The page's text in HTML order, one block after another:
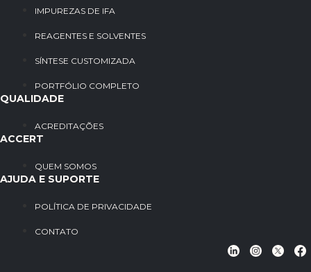
IMPUREZAS DE IFA
REAGENTES E SOLVENTES
SÍNTESE CUSTOMIZADA
PORTFÓLIO COMPLETO
QUALIDADE
ACREDITAÇÕES
ACCERT
QUEM SOMOS
AJUDA E SUPORTE
POLÍTICA DE PRIVACIDADE
CONTATO